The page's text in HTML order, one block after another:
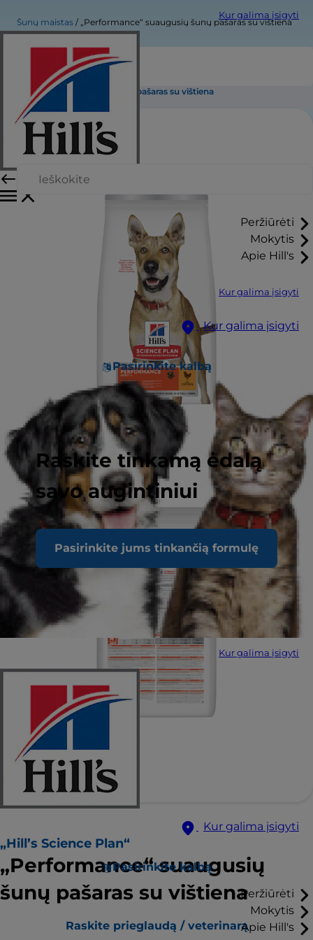
Kur galima įsigyti
Peržiūrėti
Mokytis
Apie Hill's
Kur galima įsigyti
Kur galima įsigyti
Pasirinkite kalbą
Raskite tinkamą ėdalą
savo augintiniui
Pasirinkite jums tinkančią formulę
Kur galima įsigyti
Kur galima įsigyti
Pasirinkite kalbą
Peržiūrėti
Mokytis
Apie Hill's
Šunų maistas „Performance“ suaugusių šunų pašaras su vištiena
„Performance“ suaugusių šunų pašaras su vištiena
„Hill’s Science Plan“
„Performance“ suaugusių
šunų pašaras su vištiena
Raskite prieglaudą / veterinarą